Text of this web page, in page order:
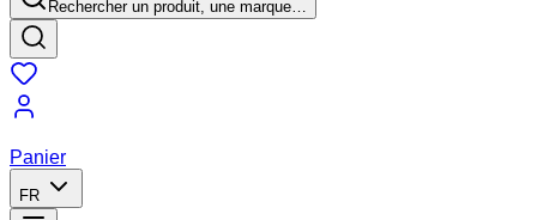
Rechercher un produit, une marque…
Panier
FR